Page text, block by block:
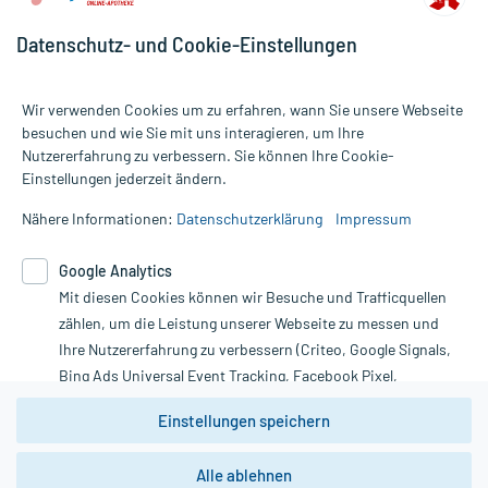
Alle Preise gelten inkl. MwSt., ggf. zzgl. Versandkosten
Informationen auf dieser Website werden ausschließlich für
die Untersuchung und Behandlung durch einen Arzt. Bitte
Therapien eingeleitet werden können. | Diese Webseite benutzt
Google Analytics. Lesen Sie bitte dazu die wichtigen Hinweise in
unserer Datenschutzerklärung. Für den Widerruf einer Bestellung
nutzen Sie das Formular:
Vertrag widerrufen
*Hinweise zu unseren Aktionen und Bewertungen
Datenschutz- und Cookie-Einstellungen
Wir verwenden Cookies um zu erfahren, wann Sie unsere Webseite
besuchen und wie Sie mit uns interagieren, um Ihre
Nutzererfahrung zu verbessern. Sie können Ihre Cookie-
Einstellungen jederzeit ändern.
Nähere Informationen: Datenschutzerklärung Impressum
Google Analytics
Mit diesen Cookies können wir Besuche und Trafficquellen
zählen, um die Leistung unserer Webseite zu messen und
Ihre Nutzererfahrung zu verbessern (Criteo, Google Signals,
Bing Ads Universal Event Tracking, Facebook Pixel,
Youtube-Social Plugin).
Wir weisen darauf hin, dass die
zwingend den Europäischen Anforderungen gem. EU-
Einstellungen speichern
Alle ablehnen